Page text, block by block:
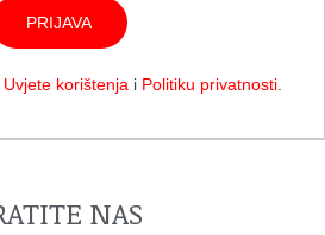
PRIJAVA
Uvjete korištenja i Politiku privatnosti.
NAS